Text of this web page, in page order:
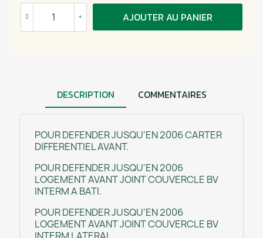
AJOUTER AU PANIER
DESCRIPTION COMMENTAIRES
POUR DEFENDER JUSQU'EN 2006 CARTER
DIFFERENTIEL AVANT.
POUR DEFENDER JUSQU'EN 2006
LOGEMENT AVANT JOINT COUVERCLE BV
INTERM A BATI.
POUR DEFENDER JUSQU'EN 2006
LOGEMENT AVANT JOINT COUVERCLE BV